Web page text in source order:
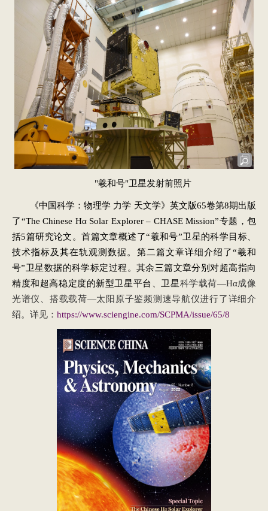
"羲和号"卫星发射前照片
《中国科学：物理学 力学 天文学》英文版65卷第8期出版
了“The Chinese HαSolar Explorer – CHASE Mission”专题，包
括5篇研究论文。首篇文章概述了“羲和号”卫星的科学目标、
技术指标及其在轨观测数据。第二篇文章详细介绍了“羲和
号”卫星数据的科学标定过程。其余三篇文章分别对超高指向
精度和超高稳定度的新型卫星平台、卫星科学载荷—Hα成像
光谱仪、搭载载荷—太阳原子鉴频测速导航仪进行了详细介
绍。详见： https://www.sciengine.com/SCPMA/issue/65/8